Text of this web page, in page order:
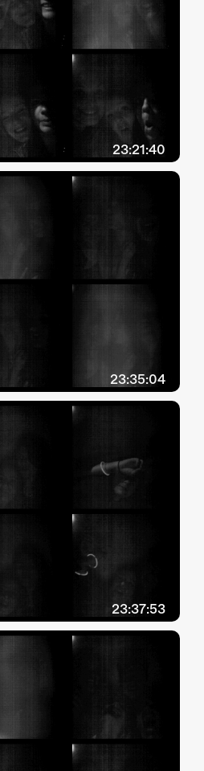
23:21:40
23:35:04
23:37:53